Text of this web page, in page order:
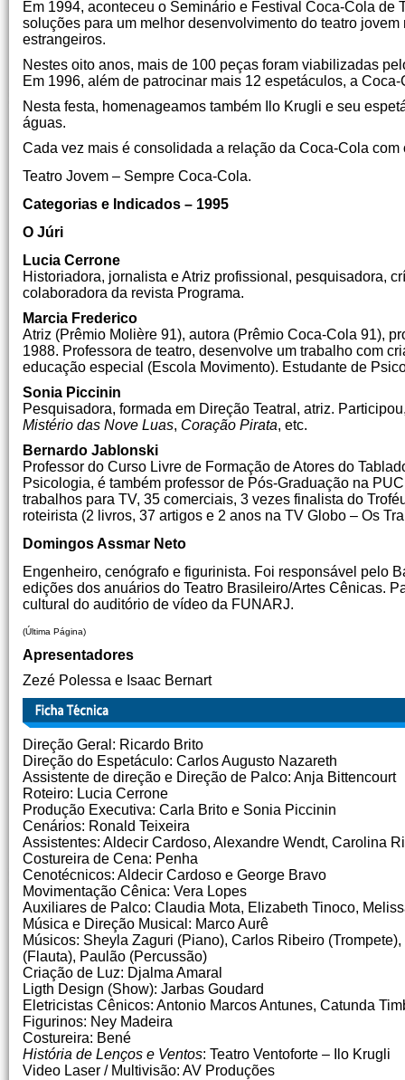
Em 1994, aconteceu o Seminário e Festival Coca-Cola
soluções para um melhor desenvolvimento do teatro
estrangeiros.
Nestes oito anos, mais de 100 peças foram viabilizadas
Em 1996, além de patrocinar mais 12 espetáculos, a
Nesta festa, homenageamos também Ilo Krugli e seu
águas.
Cada vez mais é consolidada a relação da Coca-Cola com
Teatro Jovem – Sempre Coca-Cola.
Categorias e Indicados – 1995
O Júri
Lucia Cerrone
Historiadora, jornalista e Atriz profissional, pesquisadora,
colaboradora da revista Programa.
Marcia Frederico
Atriz (Prêmio Molière 91), autora (Prêmio Coca-Cola 91),
1988. Professora de teatro, desenvolve um trabalho com
educação especial (Escola Movimento). Estudante de
Sonia Piccinin
Pesquisadora, formada em Direção Teatral, atriz.
Mistério das Nove Luas, Coração Pirata, etc.
Bernardo Jablonski
Professor do Curso Livre de Formação de Atores do
Psicologia, é também professor de Pós-Graduação na
trabalhos para TV, 35 comerciais, 3 vezes finalista do
roteirista (2 livros, 37 artigos e 2 anos na TV Globo – Os
Domingos Assmar Neto
Engenheiro, cenógrafo e figurinista. Foi responsável pelo
edições dos anuários do Teatro Brasileiro/Artes Cênicas.
cultural do auditório de vídeo da FUNARJ.
(Última Página)
Apresentadores
Zezé Polessa e Isaac Bernart
Direção Geral: Ricardo Brito
Direção do Espetáculo: Carlos Augusto Nazareth
Assistente de direção e Direção de Palco: Anja Bittencourt
Roteiro: Lucia Cerrone
Produção Executiva: Carla Brito e Sonia Piccinin
Cenários: Ronald Teixeira
Assistentes: Aldecir Cardoso, Alexandre Wendt, Carolina
Costureira de Cena: Penha
Cenotécnicos: Aldecir Cardoso e George Bravo
Movimentação Cênica: Vera Lopes
Auxiliares de Palco: Claudia Mota, Elizabeth Tinoco,
Música e Direção Musical: Marco Aurê
Músicos: Sheyla Zaguri (Piano), Carlos Ribeiro
(Flauta), Paulão (Percussão)
Criação de Luz: Djalma Amaral
Ligth Design (Show): Jarbas Goudard
Eletricistas Cênicos: Antonio Marcos Antunes, Catunda
Figurinos: Ney Madeira
Costureira: Bené
História de Lenços e Ventos: Teatro Ventoforte – Ilo Krugli
Video Laser / Multivisão: AV Produções